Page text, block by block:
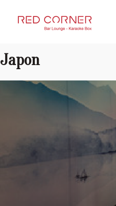
RED CORNER
Japon